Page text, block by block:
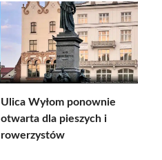
Ulica Wyłom ponownie
otwarta dla pieszych i
rowerzystów